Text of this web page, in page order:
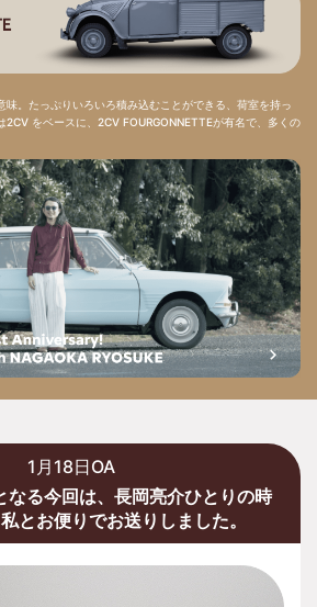
味。たっぷりいろいろ積み込むことができる、荷室を持っ
2CV をベースに、2CV FOURGONNETTEが有名で、多くの
1月18日OA
なる今回は、長岡亮介ひとりの時
とお便りでお送りしました。